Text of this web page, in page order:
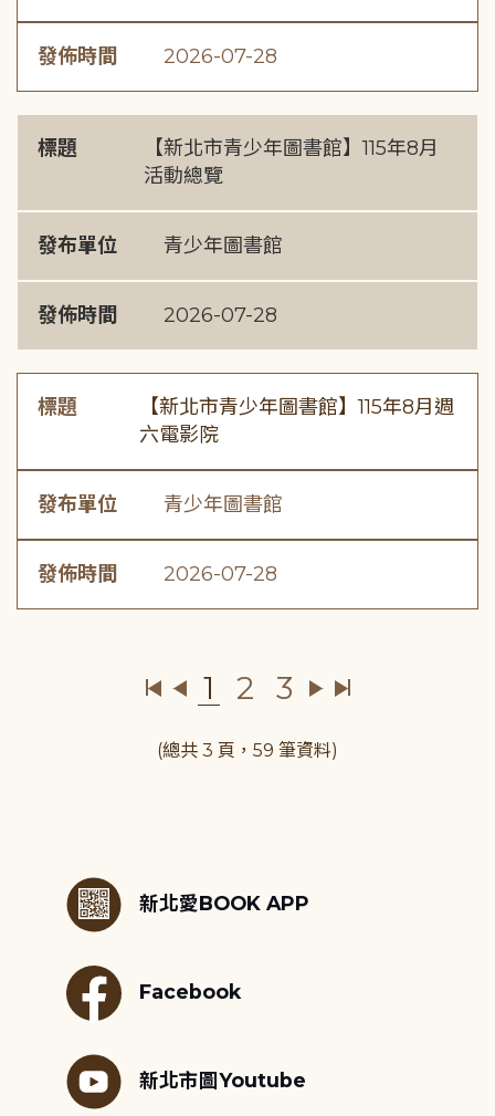
發佈時間 2026-07-28
標題
【新北市青少年圖書館】115年8月
活動總覽
發布單位 青少年圖書館
發佈時間 2026-07-28
標題
【新北市青少年圖書館】115年8月週
六電影院
發布單位 青少年圖書館
發佈時間 2026-07-28
1 2 3
(總共 3 頁，59 筆資料)
新北愛BOOK APP
Facebook
新北市圖Youtube